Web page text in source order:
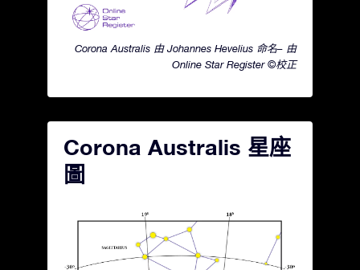
Corona Australis 由 Johannes Hevelius 命名– 由
Online Star Register ©校正
Corona Australis 星座
圖